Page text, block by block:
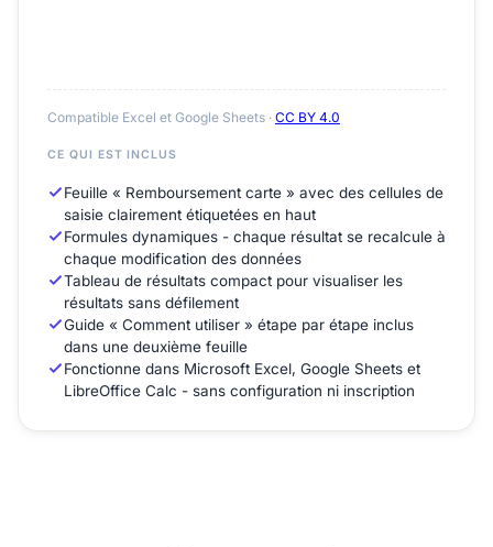
Compatible Excel et Google Sheets · CC BY 4.0
CE QUI EST INCLUS
Feuille « Remboursement carte » avec des cellules de
saisie clairement étiquetées en haut
Formules dynamiques - chaque résultat se recalcule à
chaque modification des données
Tableau de résultats compact pour visualiser les
résultats sans défilement
Guide « Comment utiliser » étape par étape inclus
dans une deuxième feuille
Fonctionne dans Microsoft Excel, Google Sheets et
LibreOffice Calc - sans configuration ni inscription